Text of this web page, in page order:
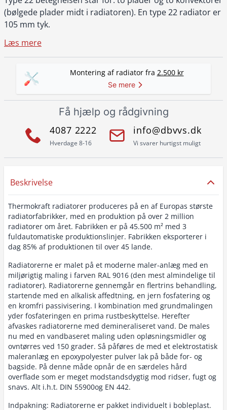
(bølgede plader midt i radiatoren). En type 22 radiator er
105 mm tyk.
Læs mere
Montering af radiator fra 2.500 kr
Se mere
Få hjælp og rådgivning
4087 2222
Hverdage 8-16
info@dbvvs.dk
Vi svarer hurtigst muligt
Beskrivelse
Thermokraft radiatorer produceres på en af Europas største
radiatorfabrikker, med en produktion på over 2 million
radiatorer om året. Fabrikken er på 45.500 m² med 3
fuldautomatiske produktionslinjer. Fabrikken eksporterer i
dag 85% af produktionen til over 45 lande.
Radiatorerne er malet på et moderne maler-anlæg med en
miljørigtig maling i farven RAL 9016 (den mest almindelige til
radiatorer). Radiatorerne gennemgår en flertrins behandling,
startende med en alkalisk affedtning, en jern fosfatering og
en kromfri passivisering. I kombination med grundmalingen
yder fosfateringen en prima rustbeskyttelse. Herefter
afvaskes radiatorerne med demineraliseret vand. De males
nu med en vandbaseret maling uden opløsningsmidler og
ovntørres ved 150 grader. Så påføres de med et elektrostatisk
maleranlæg en epoxypolyester pulver lak på både for- og
bagside. På denne måde opnår de en særdeles hård
overflade som er meget modstandsdygtig mod ridser, fugt og
snavs. Alt i.h.t. DIN 55900og EN 442.
Indpakning: Radiatorerne er pakket individuelt i bobleplast.